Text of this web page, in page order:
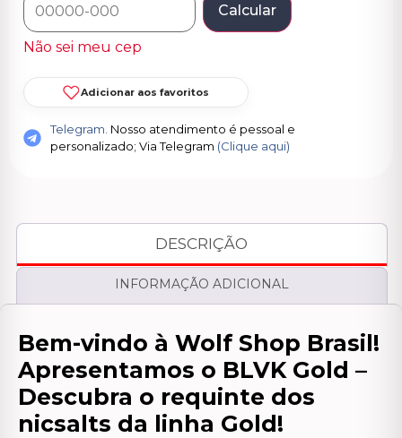
Calcular
Não sei meu cep
Adicionar aos favoritos
Telegram. Nosso atendimento é pessoal e
personalizado; Via Telegram (Clique aqui)
DESCRIÇÃO
INFORMAÇÃO ADICIONAL
Bem-vindo à Wolf Shop Brasil!
Apresentamos o BLVK Gold –
Descubra o requinte dos
nicsalts da linha Gold!